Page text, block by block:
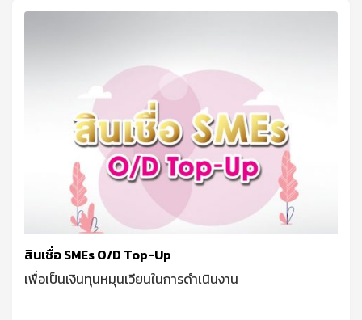
สินเชื่อ SMEs O/D Top-Up
เพื่อเป็นเงินทุนหมุนเวียนในการดำเนินงาน